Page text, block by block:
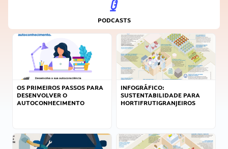
PODCASTS
OS PRIMEIROS PASSOS PARA
DESENVOLVER O
AUTOCONHECIMENTO
INFOGRÁFICO:
SUSTENTABILIDADE PARA
HORTIFRUTIGRANJEIROS